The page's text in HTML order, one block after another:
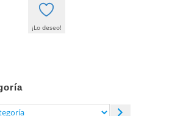
¡Lo deseo!